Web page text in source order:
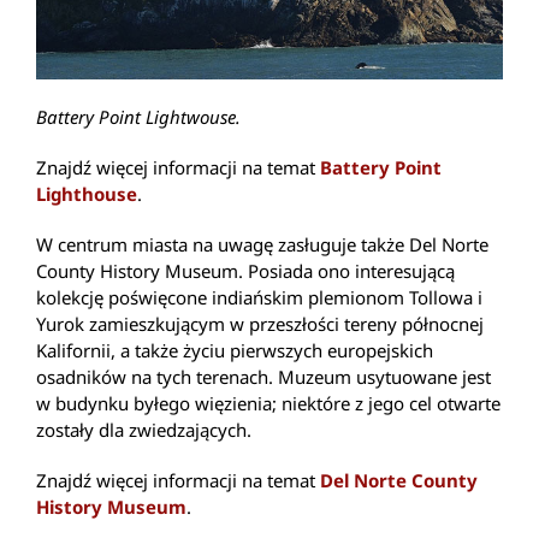
Battery Point Lightwouse.
Znajdź więcej informacji na temat Battery Point
Lighthouse.
W centrum miasta na uwagę zasługuje także Del Norte
County History Museum. Posiada ono interesującą
kolekcję poświęcone indiańskim plemionom Tollowa i
Yurok zamieszkującym w przeszłości tereny północnej
Kalifornii, a także życiu pierwszych europejskich
osadników na tych terenach. Muzeum usytuowane jest
w budynku byłego więzienia; niektóre z jego cel otwarte
zostały dla zwiedzających.
Znajdź więcej informacji na temat Del Norte County
History Museum.